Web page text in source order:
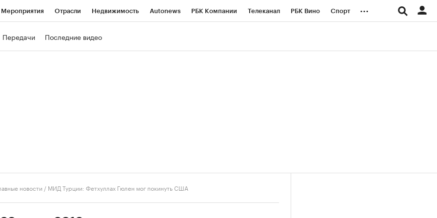
Мероприятия Отрасли Недвижимость Autonews РБК Компании Телеканал РБК Вино Спорт ...
Передачи Последние видео
новости / МИД Турции: Фетхуллах Гюлен мог покинуть США